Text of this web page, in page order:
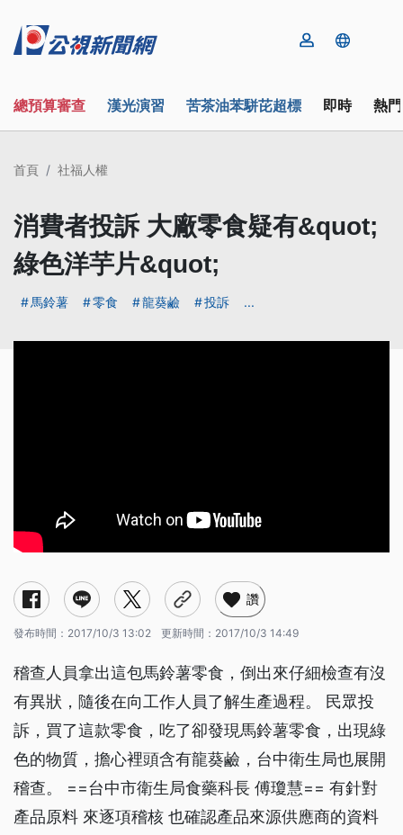
總預算審查 漢光演習 苦茶油苯駢芘超標 即時 熱
首頁 社福人權
消費者投訴 大廠零食疑有&quot;
綠色洋芋片&quot;
馬鈴薯 零食 龍葵鹼 投訴 ...
讚
發布時間： 2017/10/3 13:02 更新時間： 2017/10/3 14:49
稽查人員拿出這包馬鈴薯零食，倒出來仔細檢查有沒
有異狀，隨後在向工作人員了解生產過程。 民眾投
訴，買了這款零食，吃了卻發現馬鈴薯零食，出現綠
色的物質，擔心裡頭含有龍葵鹼，台中衛生局也展開
稽查。 ==台中市衛生局食藥科長 傅瓊慧== 有針對
產品原料 來逐項稽核 也確認產品來源供應商的資料